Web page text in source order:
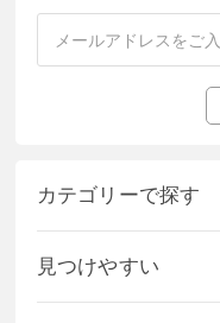
カテゴリーで探す
見つけやすい